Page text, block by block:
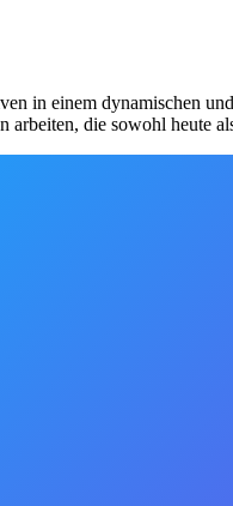
in einem dynamischen
die sowohl heute